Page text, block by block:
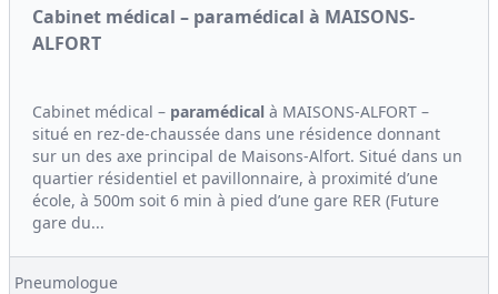
Cabinet médical – paramédical à MAISONS-
ALFORT
Cabinet médical – paramédical à MAISONS-ALFORT –
situé en rez-de-chaussée dans une résidence donnant
sur un des axe principal de Maisons-Alfort. Situé dans un
quartier résidentiel et pavillonnaire, à proximité d’une
école, à 500m soit 6 min à pied d’une gare RER (Future
gare du...
Pneumologue